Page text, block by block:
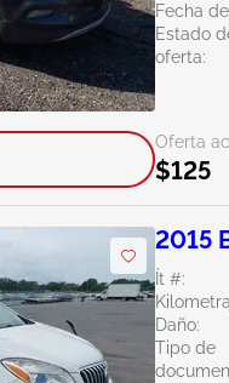
Fecha
Estado
oferta:
Oferta
$125
2015
Ít #:
Daño:
Tipo de